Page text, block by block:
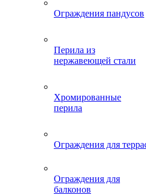
Ограждения пандусов
Перила из
нержавеющей стали
Хромированные
перила
Ограждения для
Ограждения для
балконов